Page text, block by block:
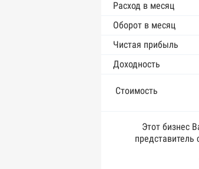
Расход в месяц
Оборот в месяц
Чистая прибыль
Доходность
Стоимость
Этот бизнес
представитель